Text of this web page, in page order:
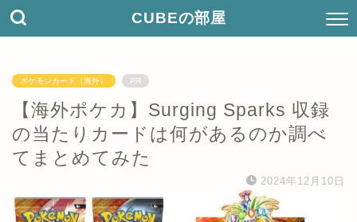
CUBEの部屋
ポケモンカード（海外） PR
【海外ポケカ】Surging Sparks 収録
の当たりカードは何があるのか調べ
てまとめてみた
2024年12月10日